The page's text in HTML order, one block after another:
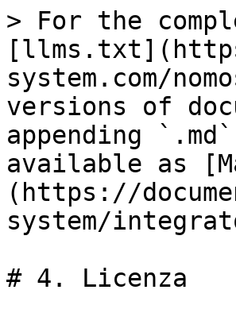
> For the
system.com/
versions of
appending
available as
(https://
system/
# 4. Licenza